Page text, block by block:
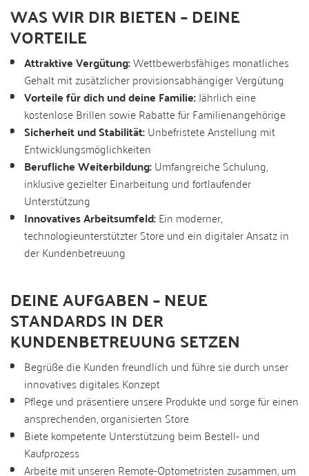
WAS WIR DIR BIETEN – DEINE
VORTEILE
Attraktive Vergütung:Wettbewerbsfähiges monatliches
Gehalt mit zusätzlicher provisionsabhängiger Vergütung
Vorteile für dich und deine Familie:Jährlich eine
kostenlose Brillen sowie Rabatte für Familienangehörige
Sicherheit und Stabilität:Unbefristete Anstellung mit
Entwicklungsmöglichkeiten
Berufliche Weiterbildung:Umfangreiche Schulung,
inklusive gezielter Einarbeitung und fortlaufender
Unterstützung
Innovatives Arbeitsumfeld:Ein moderner,
technologieunterstützter Store und ein digitaler Ansatz in
der Kundenbetreuung
DEINE AUFGABEN – NEUE
STANDARDS IN DER
KUNDENBETREUUNG SETZEN
Begrüße die Kunden freundlich und führe sie durch unser
innovatives digitales Konzept
Pflege und präsentiere unsere Produkte und sorge für einen
ansprechenden, organisierten Store
Biete kompetente Unterstützung beim Bestell- und
Kaufprozess
Arbeite mit unseren Remote-Optometristen zusammen, um